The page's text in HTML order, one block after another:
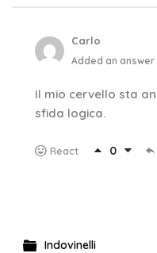
Carlo
Added an answer
Il mio cervello sta
sfida logica.
React 0
Indovinelli